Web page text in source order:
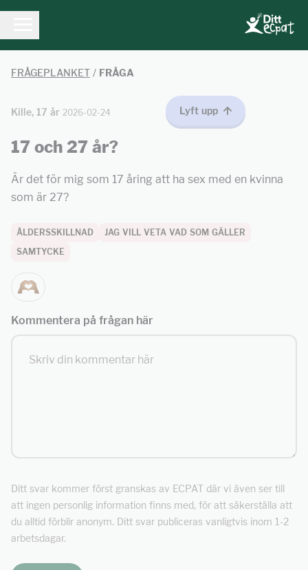
FRÅGEPLANKET / FRÅGA
Kille, 17 år 2026-02-24 Lyft upp
17 och 27 år?
Är det för mig som 17 åring att ha sex med en kvinna
som är 27?
ÅLDERSSKILLNAD
JAG VILL VETA VAD SOM GÄLLER
SAMTYCKE
Kommentera på frågan här
Ditt svar kommer först granskas av ECPAT där vi även ser till
att ingen personlig information finns med, för att säkerställa att
du alltid förblir anonym. Ditt svar publiceras vanligtvis inom 1-2
arbetsdagar.